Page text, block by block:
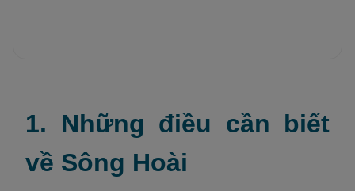
1. Những điều cần biết
về Sông Hoài